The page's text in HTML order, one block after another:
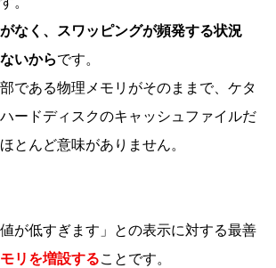
なく、スワッピングが頻発する状況
いからです。
である物理メモリがそのままで、ケタ
ードディスクのキャッシュファイルだ
とんど意味がありません。
値が低すぎます」との表示に対する最善
リを増設することです。